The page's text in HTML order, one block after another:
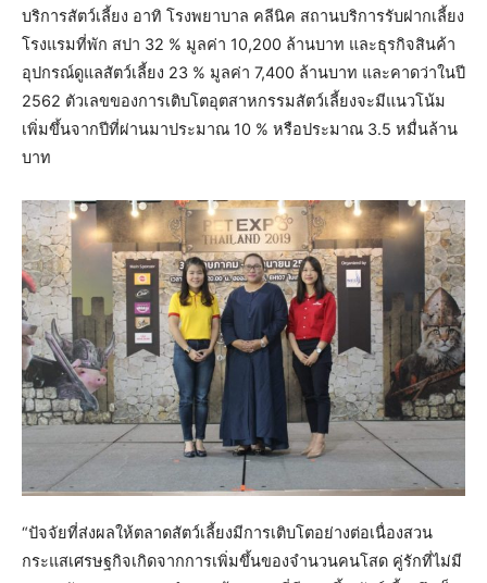
บริการสัตว์เลี้ยง อาทิ โรงพยาบาล คลีนิค สถานบริการรับฝากเลี้ยง
โรงแรมที่พัก สปา 32 % มูลค่า 10,200 ล้านบาท และธุรกิจสินค้า
อุปกรณ์ดูแลสัตว์เลี้ยง 23 % มูลค่า 7,400 ล้านบาท และคาดว่าในปี
2562 ตัวเลขของการเติบโตอุตสาหกรรมสัตว์เลี้ยงจะมีแนวโน้ม
เพิ่มขึ้นจากปีที่ผ่านมาประมาณ 10 % หรือประมาณ 3.5 หมื่นล้าน
บาท
“ปัจจัยที่ส่งผลให้ตลาดสัตว์เลี้ยงมีการเติบโตอย่างต่อเนื่องสวน
กระแสเศรษฐกิจเกิดจากการเพิ่มขึ้นของจำนวนคนโสด คู่รักที่ไม่มี